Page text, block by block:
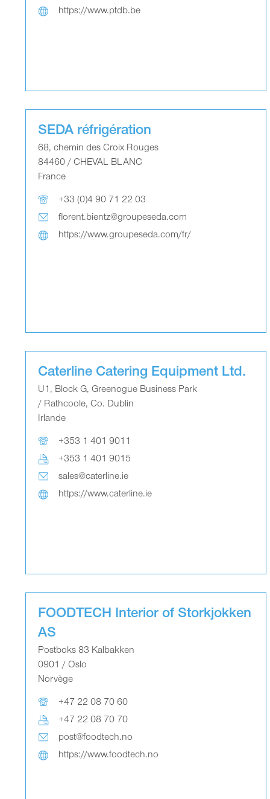
https://www.ptdb.be
SEDA réfrigération
68, chemin des Croix Rouges
84460 / CHEVAL BLANC
France
+33 (0)4 90 71 22 03
florent.bientz@groupeseda.com
https://www.groupeseda.com/fr/
Caterline Catering Equipment Ltd.
U1, Block G, Greenogue Business Park
/ Rathcoole, Co. Dublin
Irlande
+353 1 401 9011
+353 1 401 9015
sales@caterline.ie
https://www.caterline.ie
FOODTECH Interior of Storkjokken
AS
Postboks 83 Kalbakken
0901 / Oslo
Norvège
+47 22 08 70 60
+47 22 08 70 70
post@foodtech.no
https://www.foodtech.no